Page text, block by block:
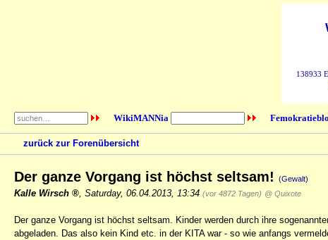
138933
WikiMANNia
zurück zur Forenübersicht
Der ganze Vorgang ist höchst seltsam! (Gewalt)
Kalle Wirsch Saturday, 06.04.2013, 13:34 (vor 4872 Tagen) @ Quixote
Der ganze Vorgang ist höchst seltsam. Kinder werden durch ihre
abgeladen. Das also kein Kind etc. in der KITA war - so wie anfangs